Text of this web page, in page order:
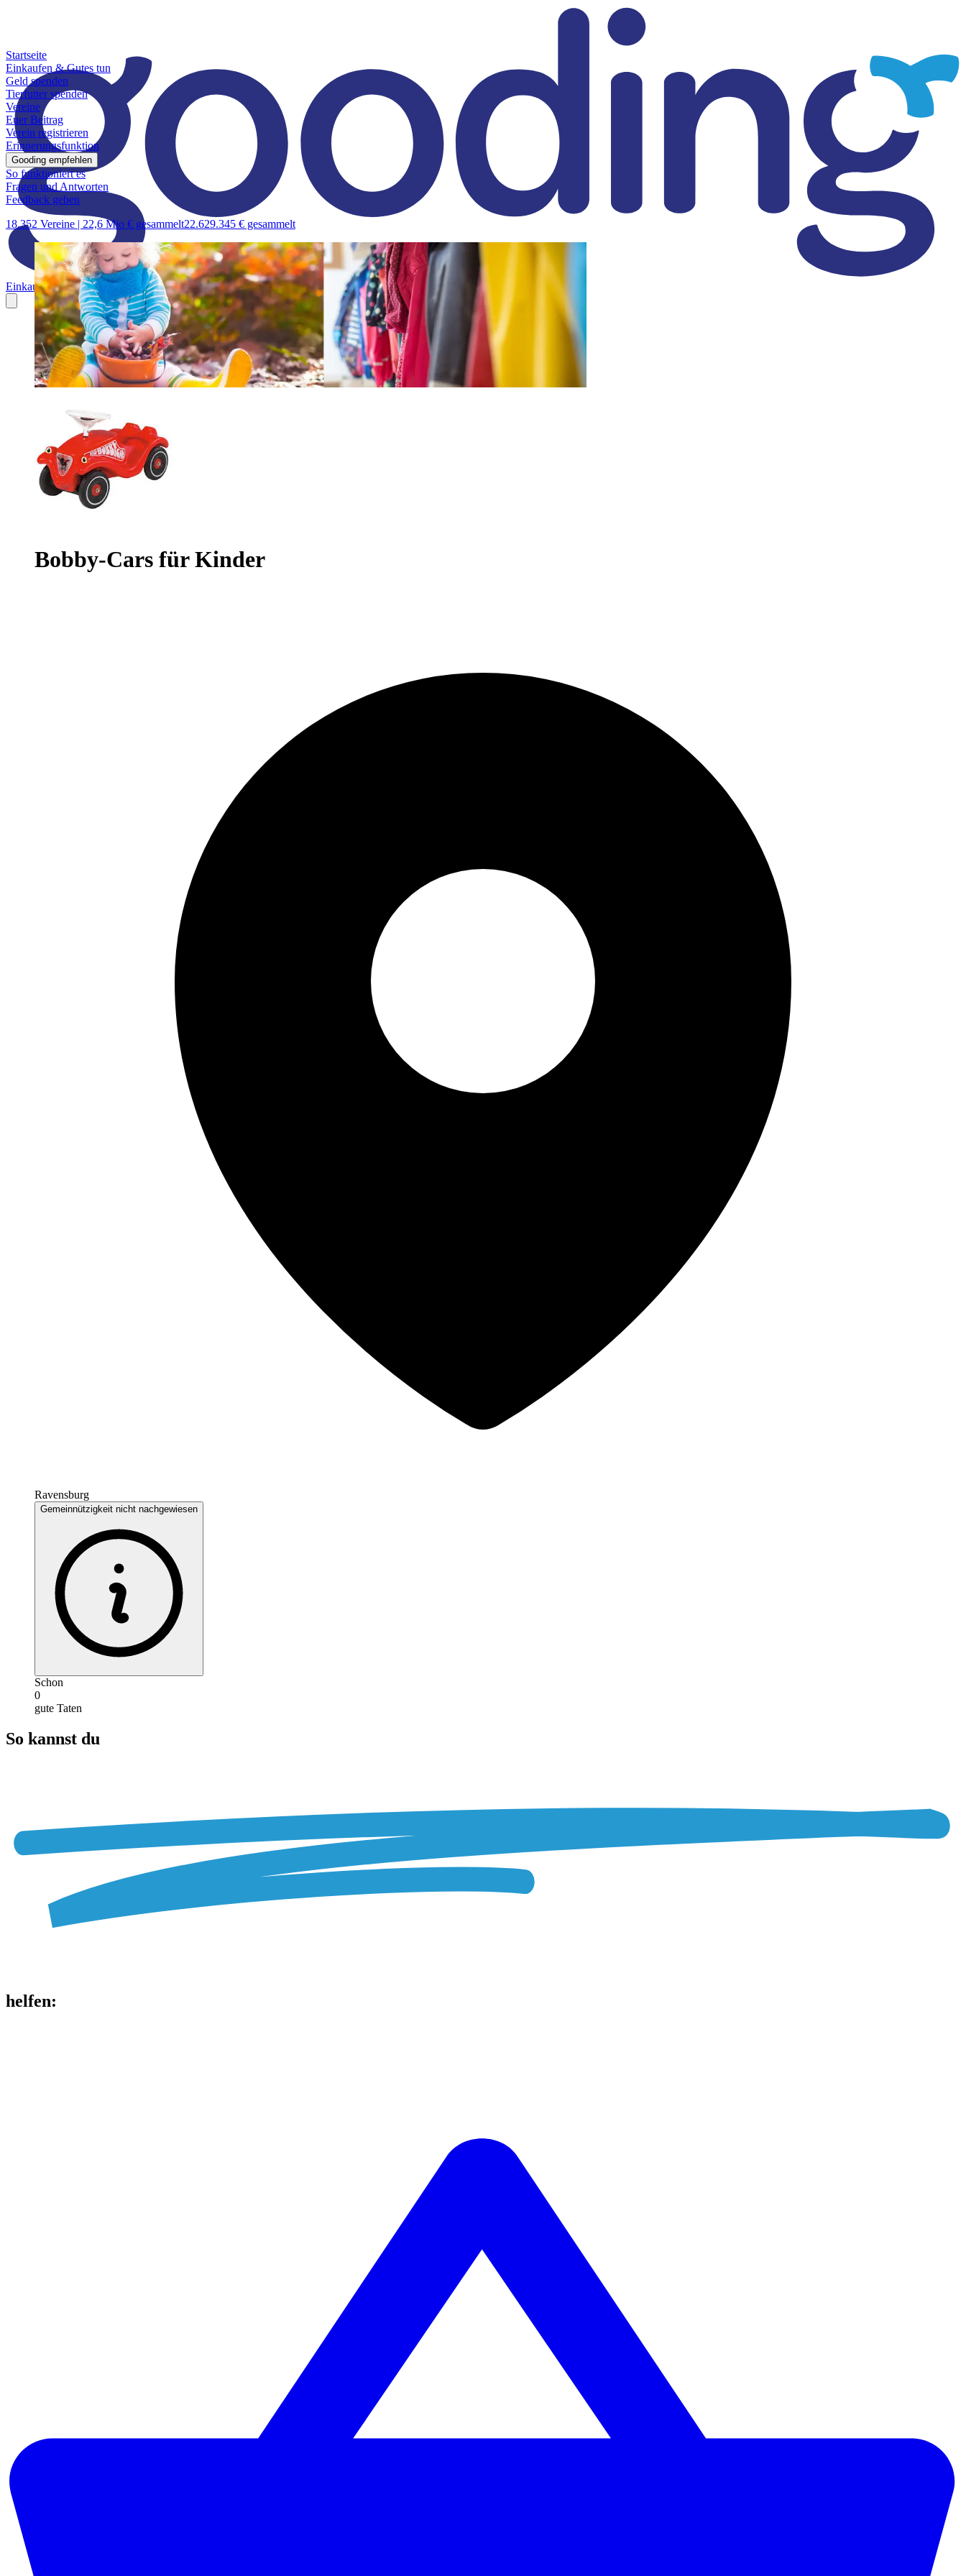
Einkaufen & Gutes tunGeld spendenTierfutter spendenVereineEuer Beitrag
Startseite
Einkaufen & Gutes tun
Geld spenden
Tierfutter spenden
Vereine
Euer Beitrag
Verein registrieren
Erinnerungsfunktion
Gooding empfehlen
So funktioniert es
Fragen und Antworten
Feedback geben
18.352 Vereine | 22,6 Mio € gesammelt22.629.345 € gesammelt
Bobby-Cars für Kinder
Ravensburg
Gemeinnützigkeit nicht nachgewiesen
Schon
0
gute Taten
So kannst du
helfen: